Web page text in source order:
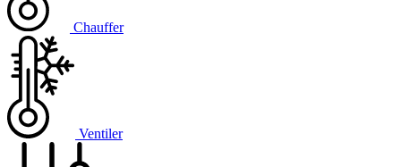
Chauffer
Ventiler